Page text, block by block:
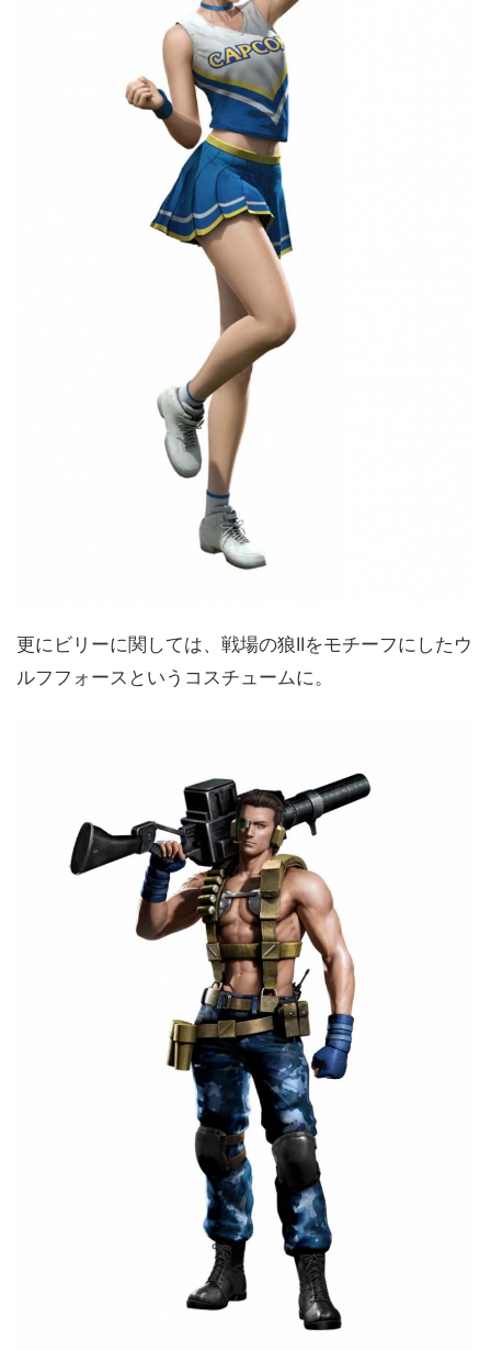
更にビリーに関しては、戦場の狼IIをモチーフにしたウ
ルフフォースというコスチュームに。